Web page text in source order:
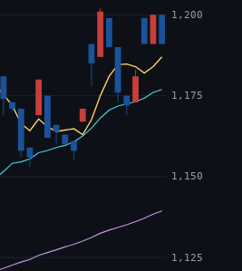
1,125
1,150
1,175
1,200